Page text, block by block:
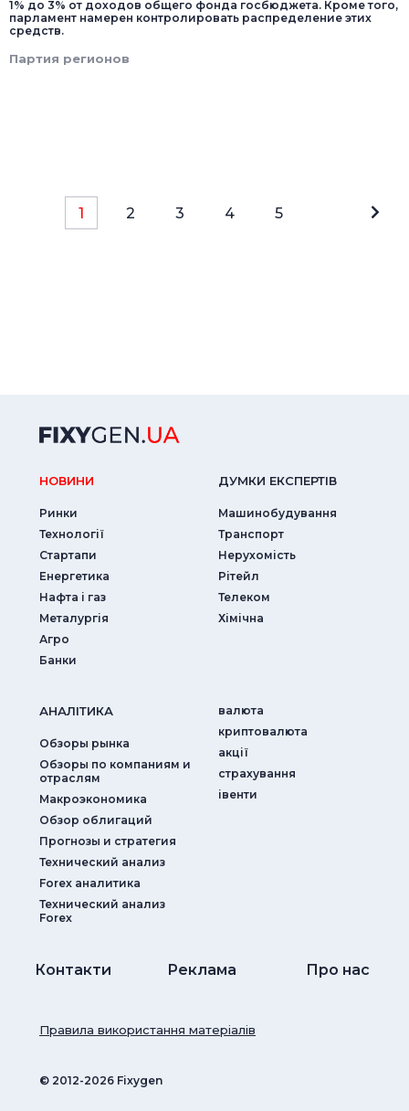
1% до 3% от доходов общего фонда госбюджета. Кроме того,
парламент намерен контролировать распределение этих
средств.
Партия регионов
1 2 3 4 5
НОВИНИ
Ринки
Технології
Стартапи
Енергетика
Нафта і газ
Металургія
Агро
Банки
ДУМКИ ЕКСПЕРТIВ
Машинобудування
Транспорт
Нерухомість
Рітейл
Телеком
Хімічна
АНАЛIТИКА
Обзоры рынка
Обзоры по компаниям и
отраслям
Макроэкономика
Обзор облигаций
Прогнозы и стратегия
Технический анализ
Forex аналитика
Технический анализ
Forex
валюта
криптовалюта
акції
страхування
iвенти
Контакти Реклама Про нас
© ‎2012-2026 Fixygen
Правила використання матеріалів